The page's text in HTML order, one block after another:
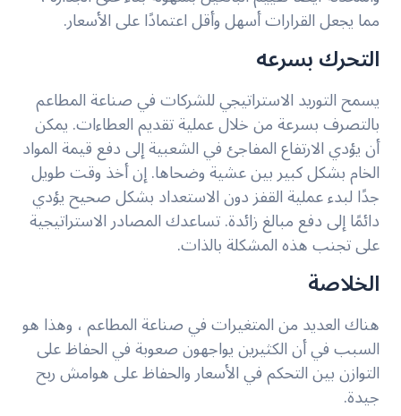
مما يجعل القرارات أسهل وأقل اعتمادًا على الأسعار.
التحرك بسرعه
يسمح التوريد الاستراتيجي للشركات في صناعة المطاعم
بالتصرف بسرعة من خلال عملية تقديم العطاءات. يمكن
أن يؤدي الارتفاع المفاجئ في الشعبية إلى دفع قيمة المواد
الخام بشكل كبير بين عشية وضحاها. إن أخذ وقت طويل
جدًا لبدء عملية القفز دون الاستعداد بشكل صحيح يؤدي
دائمًا إلى دفع مبالغ زائدة. تساعدك المصادر الاستراتيجية
على تجنب هذه المشكلة بالذات.
الخلاصة
هناك العديد من المتغيرات في صناعة المطاعم ، وهذا هو
السبب في أن الكثيرين يواجهون صعوبة في الحفاظ على
التوازن بين التحكم في الأسعار والحفاظ على هوامش ربح
جيدة.